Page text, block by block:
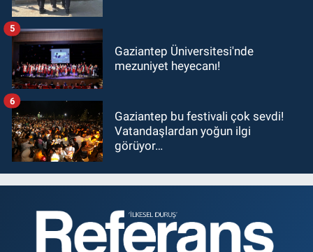
Gaziantep Üniversitesi'nde
mezuniyet heyecanı!
5
Gaziantep bu festivali çok sevdi!
Vatandaşlardan yoğun ilgi
görüyor…
6